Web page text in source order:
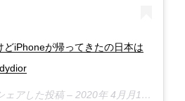
どiPhoneが帰ってきたの日本は
ェアした投稿 – 2020年 4月月10日午前4時27分PDT